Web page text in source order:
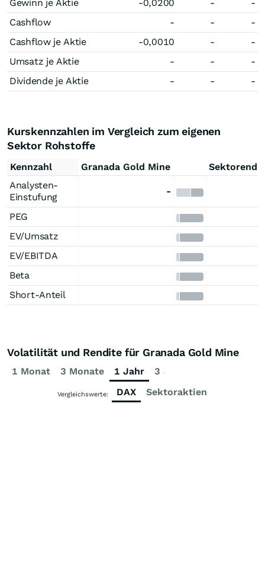
Gewinn je Aktie -0,0200 -
-
Cashflow
- -
-
Cashflow je Aktie
-0,0010 -
-
Umsatz je Aktie
- -
-
Dividende je Aktie
- - -
Kurskennzahlen im Vergleich zum eigenen
Sektor Rohstoffe
Kennzahl Granada Gold Mine
Analysten-
Einstufung
-
PEG
EV/Umsatz
EV/EBITDA
Beta
Short-Anteil
Volatilität und Rendite für Granada Gold Mine
1 Monat 3 Monate 1 Jahr 3 Jahre
Vergleichswerte: DAX Sektoraktien